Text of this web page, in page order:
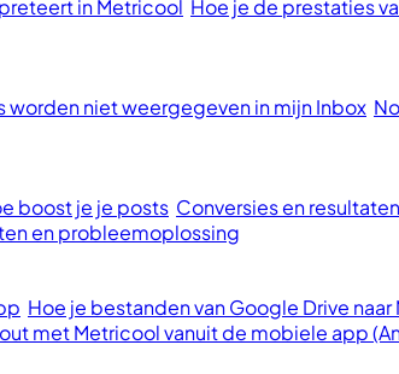
in Metricool Hoe je de prestaties
worden niet weergegeven in mijn Inbox
boost je je posts Conversies en
en probleemoplossing
Hoe je bestanden van Google Drive
met Metricool vanuit de mobiele app